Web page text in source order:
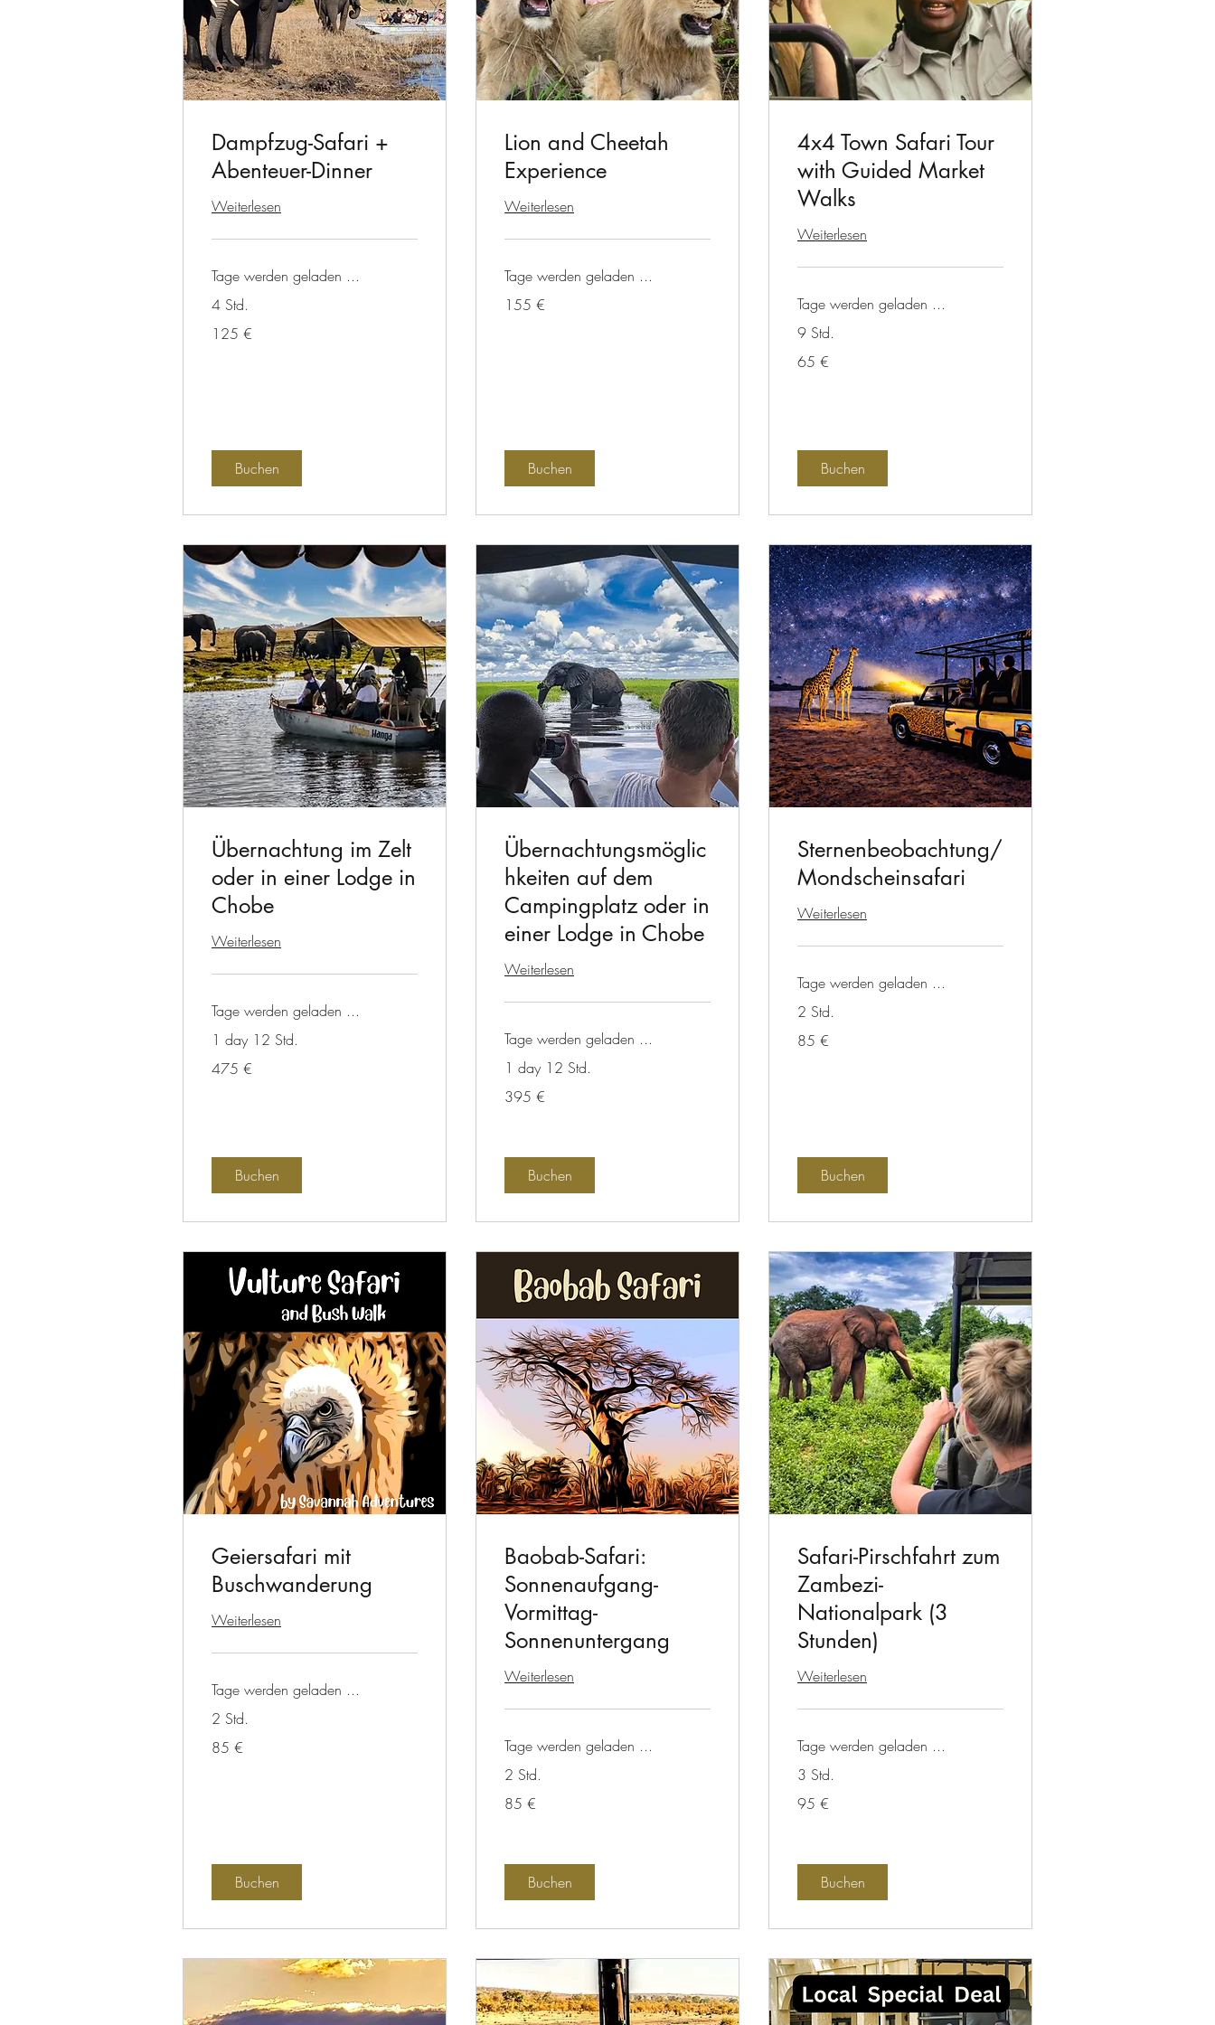
Dampfzug-Safari +
Abenteuer-Dinner
Weiterlesen
Tage werden geladen ...
4 Std.
Euro
125 €
Buchen
Lion and Cheetah
Experience
Weiterlesen
Tage werden geladen ...
Euro
155 €
Buchen
4x4 Town Safari Tour
with Guided Market
Walks
Weiterlesen
Tage werden geladen ...
9 Std.
Euro
65 €
Buchen
Übernachtung im Zelt
oder in einer Lodge in
Chobe
Weiterlesen
Tage werden geladen ...
1 day 12 Std.
Euro
475 €
Buchen
Übernachtungsmöglic
hkeiten auf dem
Campingplatz oder in
einer Lodge in Chobe
Weiterlesen
Tage werden geladen ...
1 day 12 Std.
Euro
395 €
Buchen
Sternenbeobachtung/
Mondscheinsafari
Weiterlesen
Tage werden geladen ...
2 Std.
Euro
85 €
Buchen
Geiersafari mit
Buschwanderung
Weiterlesen
Tage werden geladen ...
2 Std.
Euro
85 €
Buchen
Baobab-Safari:
Sonnenaufgang-
Vormittag-
Sonnenuntergang
Weiterlesen
Tage werden geladen ...
2 Std.
Euro
85 €
Buchen
Safari-Pirschfahrt zum
Zambezi-
Nationalpark (3
Stunden)
Weiterlesen
Tage werden geladen ...
3 Std.
Euro
95 €
Buchen